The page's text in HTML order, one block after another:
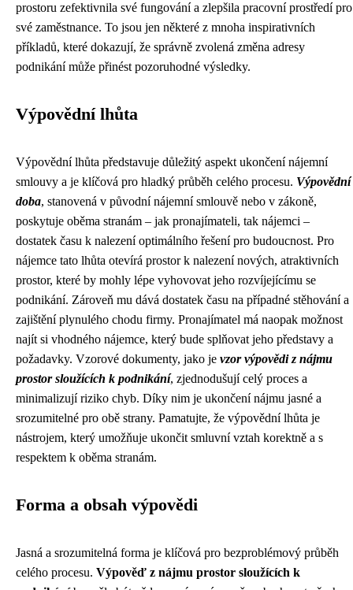
prostoru zefektivnila své fungování a zlepšila pracovní prostředí pro
své zaměstnance. To jsou jen některé z mnoha inspirativních
příkladů, které dokazují, že správně zvolená změna adresy
podnikání může přinést pozoruhodné výsledky.
Výpovědní lhůta
Výpovědní lhůta představuje důležitý aspekt ukončení nájemní
smlouvy a je klíčová pro hladký průběh celého procesu. Výpovědní
doba, stanovená v původní nájemní smlouvě nebo v zákoně,
poskytuje oběma stranám – jak pronajímateli, tak nájemci –
dostatek času k nalezení optimálního řešení pro budoucnost. Pro
nájemce tato lhůta otevírá prostor k nalezení nových, atraktivních
prostor, které by mohly lépe vyhovovat jeho rozvíjejícímu se
podnikání. Zároveň mu dává dostatek času na případné stěhování a
zajištění plynulého chodu firmy. Pronajímatel má naopak možnost
najít si vhodného nájemce, který bude splňovat jeho představy a
požadavky. Vzorové dokumenty, jako je vzor výpovědi z nájmu
prostor sloužících k podnikání, zjednodušují celý proces a
minimalizují riziko chyb. Díky nim je ukončení nájmu jasné a
srozumitelné pro obě strany. Pamatujte, že výpovědní lhůta je
nástrojem, který umožňuje ukončit smluvní vztah korektně a s
respektem k oběma stranám.
Forma a obsah výpovědi
Jasná a srozumitelná forma je klíčová pro bezproblémový průběh
celého procesu. Výpověď z nájmu prostor sloužících k